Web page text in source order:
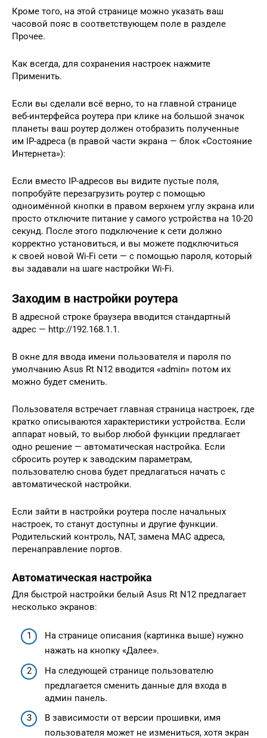
Кроме того, на этой странице можно указать ваш
часовой пояс в соответствующем поле в разделе
Прочее.
Как всегда, для сохранения настроек нажмите
Применить.
Если вы сделали всё верно, то на главной странице
веб-интерфейса роутера при клике на большой значок
планеты ваш роутер должен отобразить полученные
им IP-адреса (в правой части экрана — блок «Состояние
Интернета»):
Если вместо IP-адресов вы видите пустые поля,
попробуйте перезагрузить роутер с помощью
одноимённой кнопки в правом верхнем углу экрана или
просто отключите питание у самого устройства на 10-20
секунд. После этого подключение к сети должно
корректно установиться, и вы можете подключиться
к своей новой Wi-Fi сети — с помощью пароля, который
вы задавали на шаге настройки Wi-Fi.
Заходим в настройки роутера
В адресной строке браузера вводится стандартный
адрес — http://192.168.1.1.
В окне для ввода имени пользователя и пароля по
умолчанию Asus Rt N12 вводится «admin» потом их
можно будет сменить.
Пользователя встречает главная страница настроек, где
кратко описываются характеристики устройства. Если
аппарат новый, то выбор любой функции предлагает
одно решение — автоматическая настройка. Если
сбросить роутер к заводским параметрам,
пользователю снова будет предлагаться начать с
автоматической настройки.
Если зайти в настройки роутера после начальных
настроек, то станут доступны и другие функции.
Родительский контроль, NAT, замена MAC адреса,
перенаправление портов.
Автоматическая настройка
Для быстрой настройки белый Asus Rt N12 предлагает
несколько экранов:
На странице описания (картинка выше) нужно
нажать на кнопку «Далее».
На следующей странице пользователю
предлагается сменить данные для входа в
админ панель.
В зависимости от версии прошивки, имя
пользователя может не измениться, хотя экран